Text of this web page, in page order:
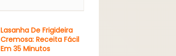
Lasanha De Frigideira
Cremosa: Receita Fácil
Em 35 Minutos